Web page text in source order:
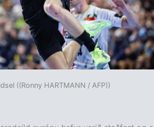
((Ronny HARTMANN / AFP))